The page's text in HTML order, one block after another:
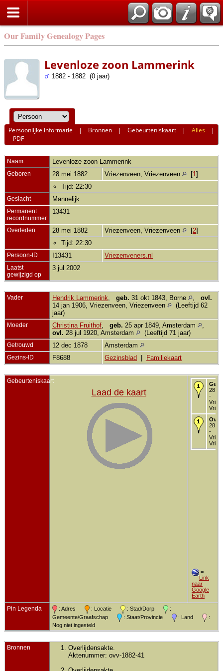
Our Family Genealogy Pages
Levenloze zoon Lammerink
1882 - 1882 (0 jaar)
Persoonlijke informatie | Bronnen |Gebeurteniskaart |Alles |
PDF
Naam Levenloze zoon Lammerink
Geboren 28 mei 1882 Vriezenveen, Vriezenveen [1 ]
Tijd: 22:30
Geslacht Mannelijk
Permanent
recordnummer
13431
Overleden 28 mei 1882 Vriezenveen, Vriezenveen [2]
Tijd: 22:30
Persoon-ID I13431 Vriezenveners.nl
Laatst
gewijzigd op
3 jul 2002
Vader Hendrik Lammerink geb. 31 okt 1843, Borne
ovl.
14 jan 1906, Vriezenveen, Vriezenveen
(Leeftijd 62
jaar)
Moeder Christina Fruithof geb. 25 apr 1849, Amsterdam
ovl. 28 jul 1920, Amsterdam (Leeftijd 71 jaar)
Getrouwd 12 dec 1878 Amsterdam
Gezins-ID F8688 Gezinsblad Familiekaart
Gebeurteniskaart
Laad de kaart
28
-
28
-
=
Link
naar
Google
Earth
Pin Legenda : Adres : Locatie : Stad/Dorp
:
Gemeente/Graafschap
: Staat/Provincie : Land
:
Nog niet ingesteld
Bronnen
Overlijdensakte.
Aktenummer: ovv-1882-41